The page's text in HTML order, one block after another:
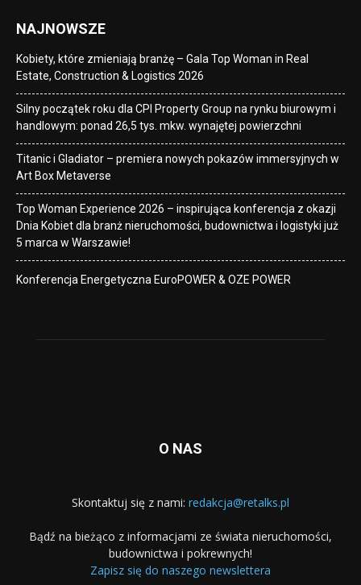
NAJNOWSZE
Kobiety, które zmieniają branżę – Gala Top Woman in Real
Estate, Construction & Logistics 2026
Silny początek roku dla CPI Property Group na rynku biurowym i
handlowym: ponad 26,5 tys. mkw. wynajętej powierzchni
Titanic i Gladiator – premiera nowych pokazów immersyjnych w
Art Box Metaverse
Top Woman Experience 2026 – inspirująca konferencja z okazji
Dnia Kobiet dla branż nieruchomości, budownictwa i logistyki już
5 marca w Warszawie!
Konferencja Energetyczna EuroPOWER & OZE POWER
O NAS
Skontaktuj się z nami: redakcja@retalks.pl
Bądź na bieżąco z informacjami ze świata nieruchomości,
budownictwa i pokrewnych!
Zapisz się do naszego newslettera